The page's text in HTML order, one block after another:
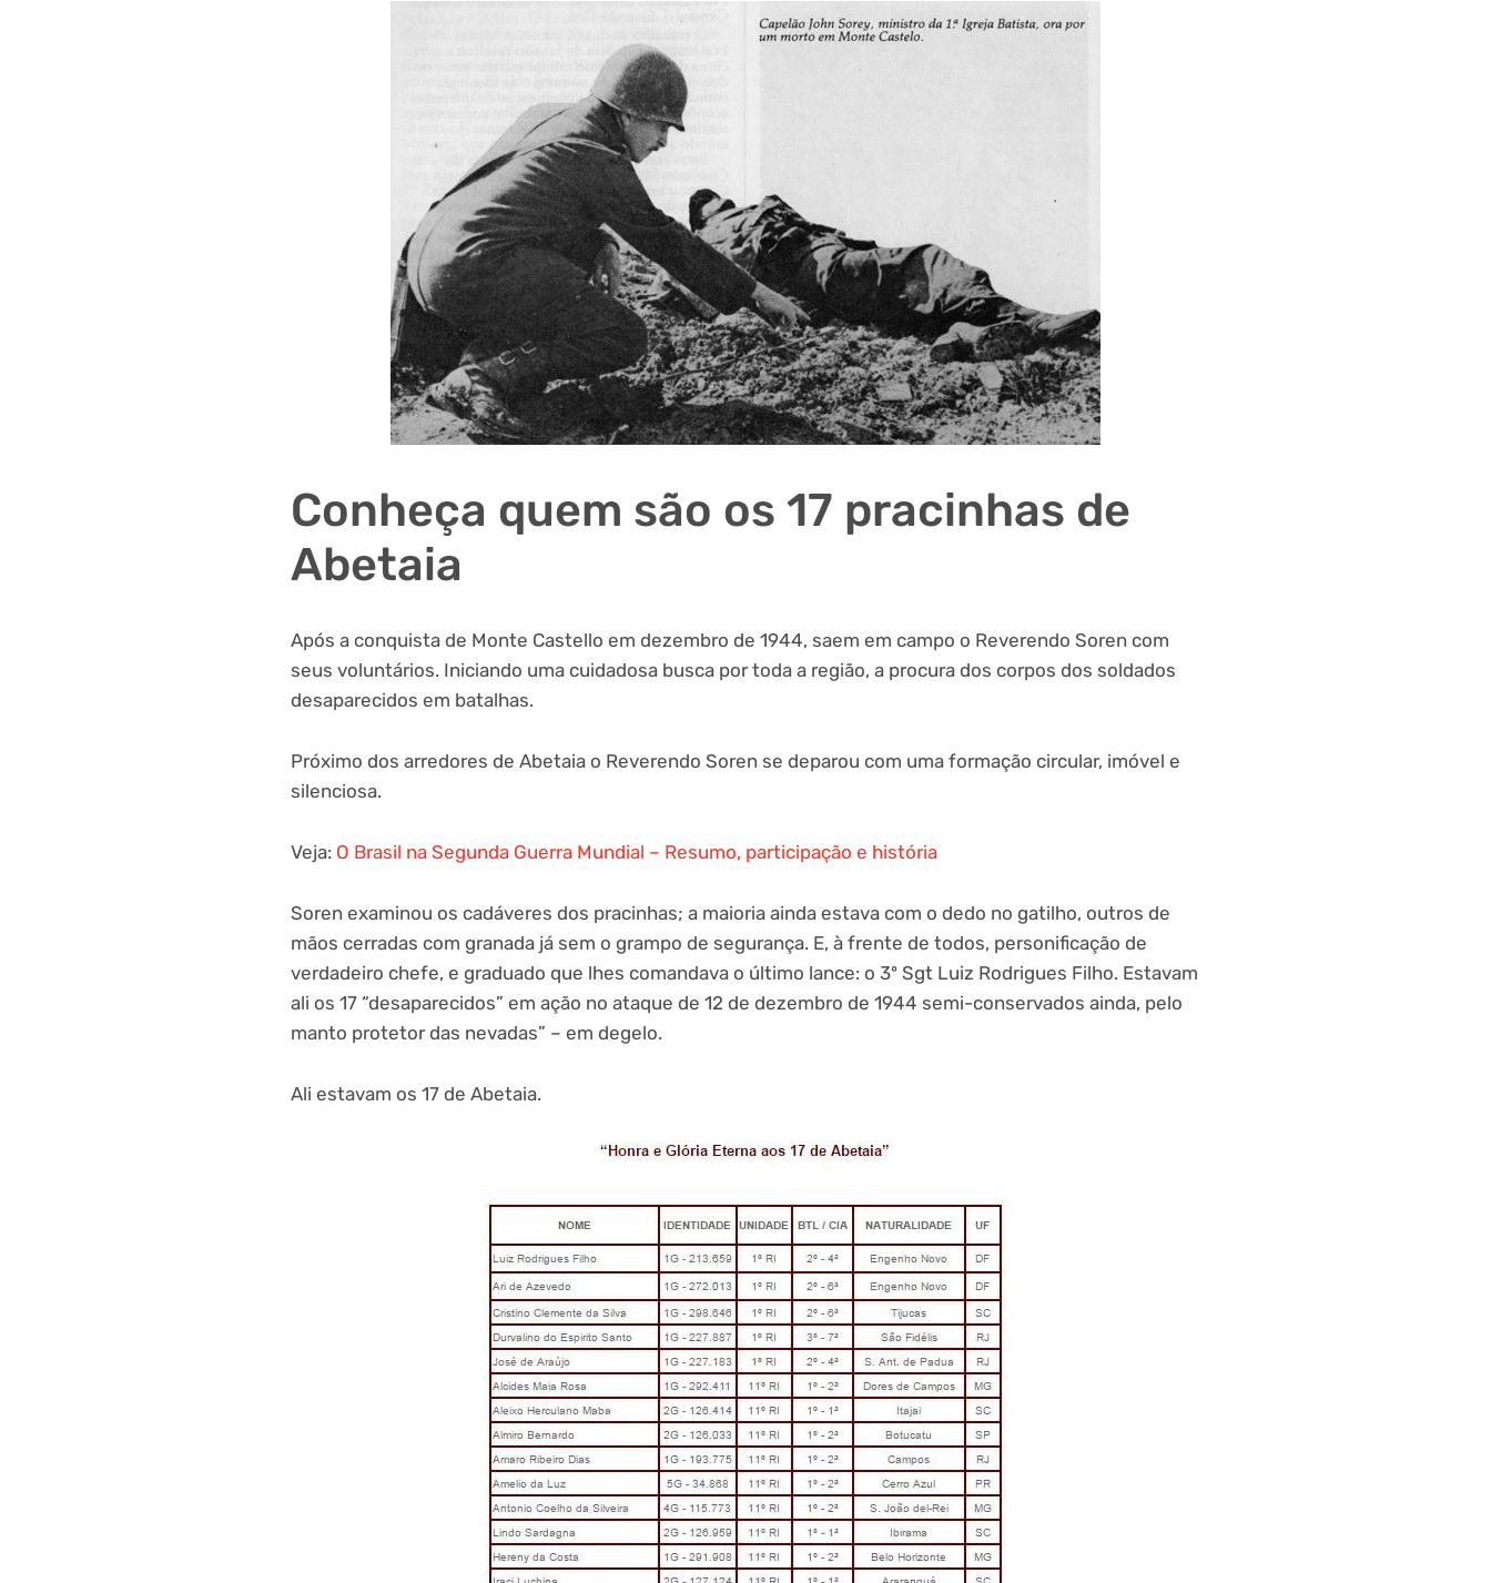
Conheça quem são os 17 pracinhas de
Abetaia
Após a conquista de Monte Castello em dezembro de 1944, saem em campo o Reverendo Soren com
seus voluntários. Iniciando uma cuidadosa busca por toda a região, a procura dos corpos dos soldados
desaparecidos em batalhas.
Próximo dos arredores de Abetaia o Reverendo Soren se deparou com uma formação circular, imóvel e
silenciosa.
Veja: O Brasil na Segunda Guerra Mundial – Resumo, participação e história
Soren examinou os cadáveres dos pracinhas; a maioria ainda estava com o dedo no gatilho, outros de
mãos cerradas com granada já sem o grampo de segurança. E, à frente de todos, personificação de
verdadeiro chefe, e graduado que lhes comandava o último lance: o 3º Sgt Luiz Rodrigues Filho. Estavam
ali os 17 “desaparecidos” em ação no ataque de 12 de dezembro de 1944 semi-conservados ainda, pelo
manto protetor das nevadas” – em degelo.
Ali estavam os 17 de Abetaia.